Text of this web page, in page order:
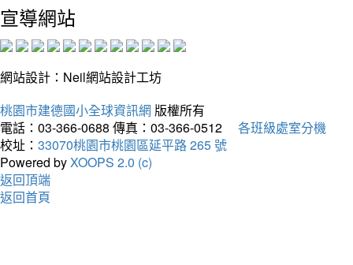
宣導網站
網站設計：Neil網站設計工坊
桃園市建德國小全球資訊網 版權所有
電話：03-366-0688 傳真：03-366-0512
各班級處室分機
校址： 33070桃園市桃園區延平路 265 號
Powered byXOOPS 2.0 (c)
返回頂端
返回首頁